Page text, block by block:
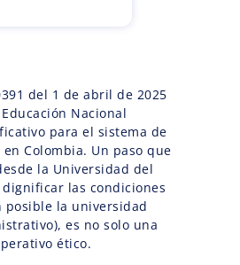
del 1 de abril de 2025
Nacional
para el sistema de
Colombia. Un paso que
la Universidad del
las condiciones
posible la universidad
es no solo una
ético.